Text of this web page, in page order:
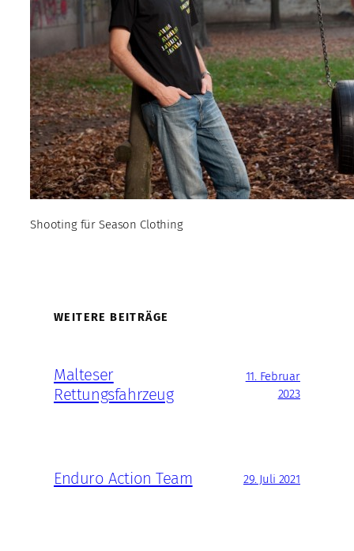
Shooting für Season Clothing
WEITERE BEITRÄGE
Malteser
Rettungsfahrzeug
11. Februar
2023
Enduro Action Team 29. Juli 2021